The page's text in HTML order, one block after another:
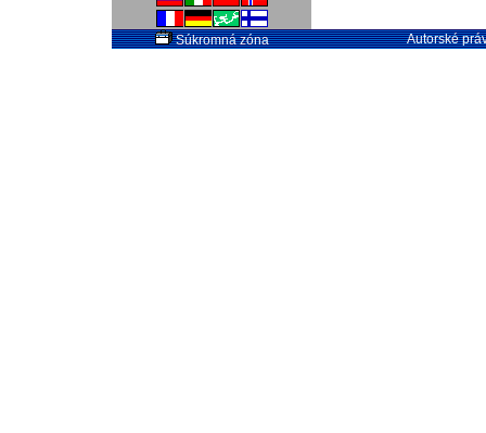
Súkromná zóna Autorské